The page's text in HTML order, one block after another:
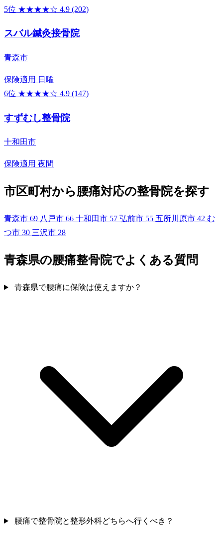
5位 ★★★★☆ 4.9 (202)
スバル鍼灸接骨院
青森市
保険適用 日曜
6位 ★★★★☆ 4.9 (147)
すずむし整骨院
十和田市
保険適用 夜間
市区町村から腰痛対応の整骨院を探す
青森市 69 八戸市 66 十和田市 57 弘前市 55 五所川原市 42 む
つ市 30 三沢市 28
青森県の腰痛整骨院でよくある質問
青森県で腰痛に保険は使えますか？
腰痛で整骨院と整形外科どちらへ行くべき？